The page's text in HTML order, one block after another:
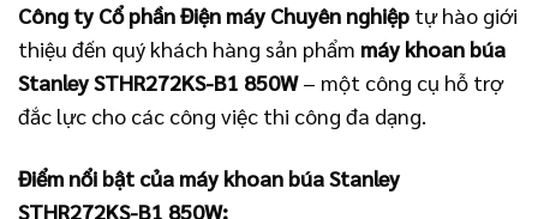
Công ty Cổ phần Điện máy Chuyên nghiệp tự hào giới
thiệu đến quý khách hàng sản phẩm máy khoan búa
Stanley STHR272KS-B1 850W– một công cụ hỗ trợ
đắc lực cho các công việc thi công đa dạng.
Điểm nổi bật của máy khoan búa Stanley
STHR272KS-B1 850W: